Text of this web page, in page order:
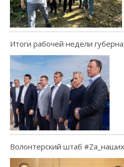
Итоги рабочей недели
Волонтерский штаб